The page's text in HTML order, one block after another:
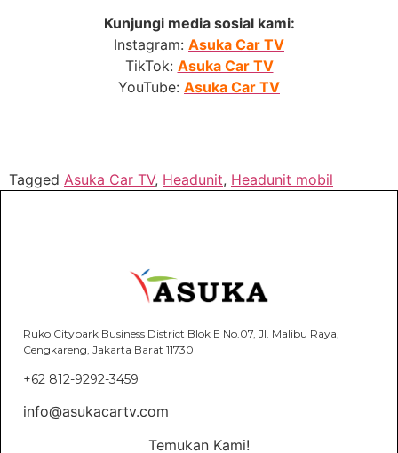
Kunjungi media sosial kami:
Instagram: Asuka Car TV
TikTok: Asuka Car TV
YouTube: Asuka Car TV
Tagged Asuka Car TV, Headunit, Headunit mobil
Ruko Citypark Business District Blok E No.07, Jl. Malibu Raya,
Cengkareng, Jakarta Barat 11730
+62 812-9292-3459
info@asukacartv.com
Temukan Kami!